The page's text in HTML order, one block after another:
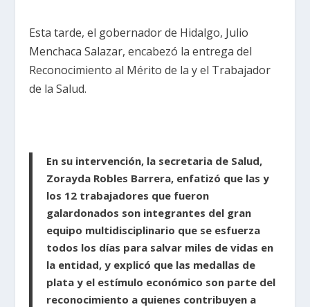
Esta tarde, el gobernador de Hidalgo, Julio
Menchaca Salazar, encabezó la entrega del
Reconocimiento al Mérito de la y el Trabajador
de la Salud.
En su intervención, la secretaria de Salud,
Zorayda Robles Barrera, enfatizó que las y
los 12 trabajadores que fueron
galardonados son integrantes del gran
equipo multidisciplinario que se esfuerza
todos los días para salvar miles de vidas en
la entidad, y explicó que las medallas de
plata y el estímulo económico son parte del
reconocimiento a quienes contribuyen a